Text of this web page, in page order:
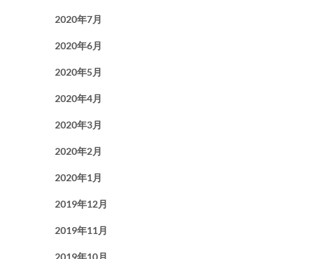
2020年7月
2020年6月
2020年5月
2020年4月
2020年3月
2020年2月
2020年1月
2019年12月
2019年11月